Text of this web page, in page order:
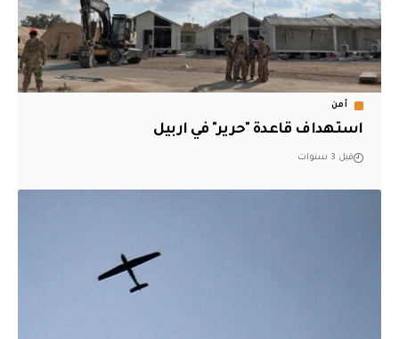
أمن
استهداف قاعدة "حرير" في اربيل
قبل 3 سنوات